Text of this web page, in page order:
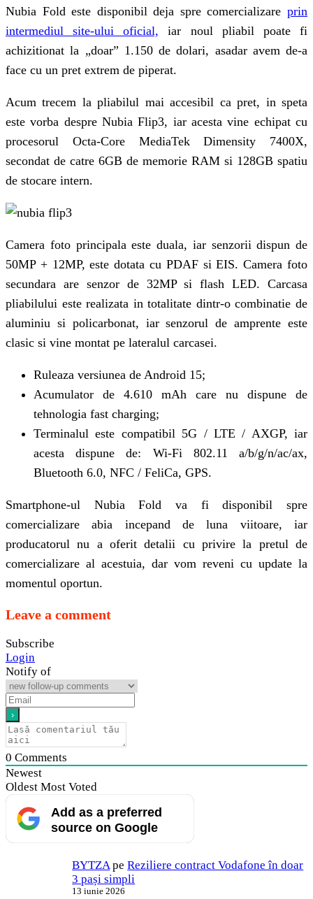
Nubia Fold este disponibil deja spre comercializare prin
intermediul site-ului oficial,
iar noul pliabil poate fi
achizitionat la „doar” 1.150 de dolari, asadar avem de-a
face cu un pret extrem de piperat.
Acum trecem la pliabilul mai accesibil ca pret, in speta
este vorba despre Nubia Flip3, iar acesta vine echipat cu
procesorul Octa-Core MediaTek Dimensity 7400X,
secondat de catre 6GB de memorie RAM si 128GB spatiu
de stocare intern.
Camera foto principala este duala, iar senzorii dispun de
50MP + 12MP, este dotata cu PDAF si EIS. Camera foto
secundara are senzor de 32MP si flash LED. Carcasa
pliabilului este realizata in totalitate dintr-o combinatie de
aluminiu si policarbonat, iar senzorul de amprente este
clasic si vine montat pe lateralul carcasei.
Ruleaza versiunea de Android 15;
Acumulator de 4.610 mAh care nu dispune de
tehnologia fast charging;
Terminalul este compatibil 5G / LTE / AXGP, iar
acesta dispune de: Wi-Fi 802.11 a/b/g/n/ac/ax,
Bluetooth 6.0, NFC / FeliCa, GPS.
Smartphone-ul Nubia Fold va fi disponibil spre
comercializare abia incepand de luna viitoare, iar
producatorul nu a oferit detalii cu privire la pretul de
comercializare al acestuia, dar vom reveni cu update la
momentul oportun.
Leave a comment
Subscribe
Login
Notify of
0 Comments
Newest
Oldest Most Voted
Add as a preferred
source on Google
BYTZA peReziliere contract Vodafone în doar
3 pași simpli
13 iunie 2026